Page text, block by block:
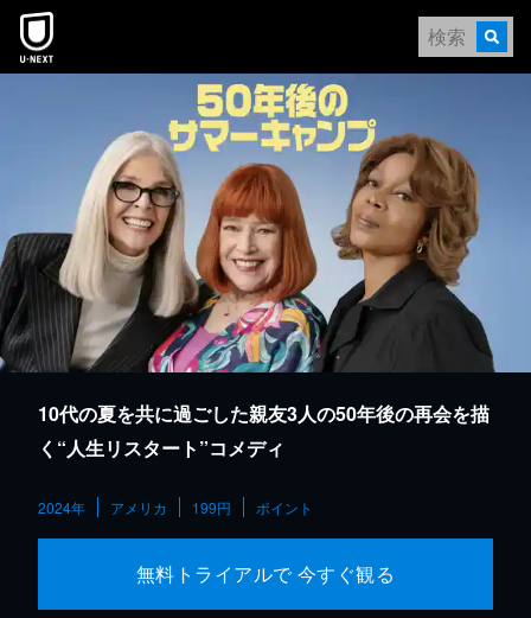
本文へスキップ
10代の夏を共に過ごした親友3人の50年後の再会を描
く“人生リスタート”コメディ
2024年 アメリカ 199円 ポイント
無料トライアルで 今すぐ観る